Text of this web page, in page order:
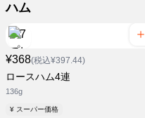
ハム
¥368(税込¥397.44)
ロースハム4連
136g
¥ スーパー価格